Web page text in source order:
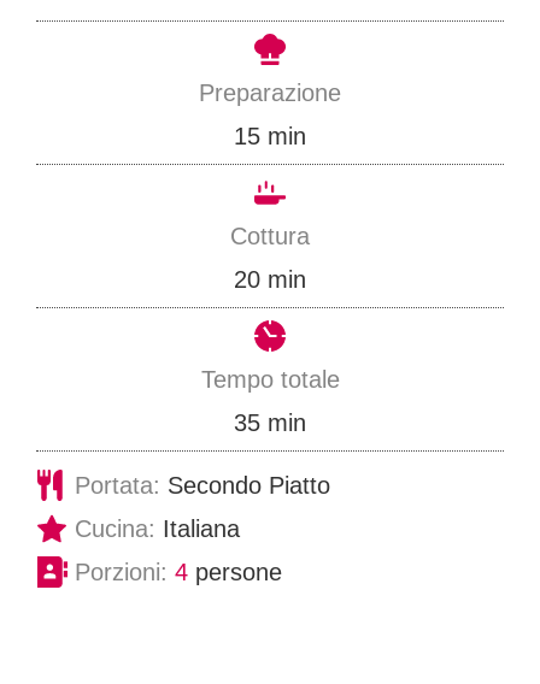
Preparazione
15m
i
t
i
min
Cottura
20m
i
t
i
min
Tempo totale
35mmin
Portata: Secondo Piatto
Cucina: Italiana
Porzioni: 4 persone